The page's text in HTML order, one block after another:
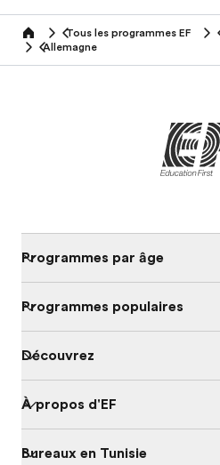
home Tous les programmes EF
Allemagne
Programmes par âge
Programmes populaires
Découvrez
À propos d'EF
Bureaux en Tunisie